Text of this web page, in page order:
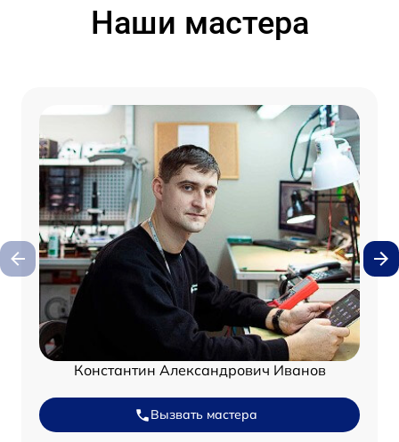
Наши мастера
Константин Александрович Иванов
Вызвать мастера